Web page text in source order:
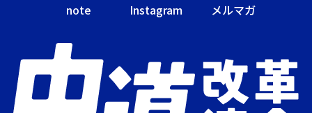
note Instagram メルマガ